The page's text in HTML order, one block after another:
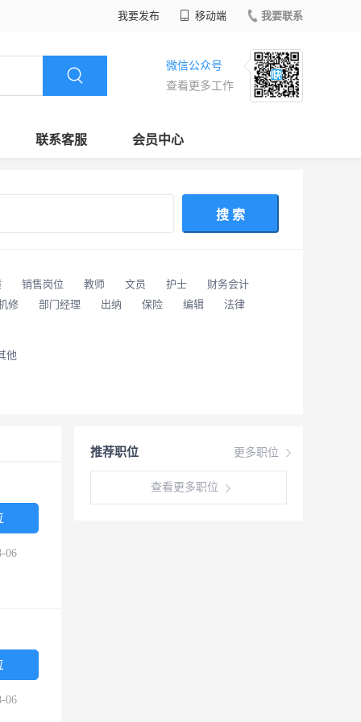
我要发布 移动端 我要联系
微信公众号
查看更多工作
联系客服 会员中心
搜 索
销售岗位 教师 文员 护士
财务会计
修 部门经理 出纳 保险 编辑
法律
他
更多职位
推荐职位
查看更多职位
06
06